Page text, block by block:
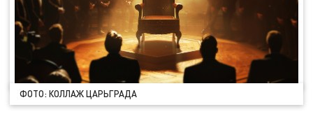
ФОТО: КОЛЛАЖ ЦАРЬГРАДА